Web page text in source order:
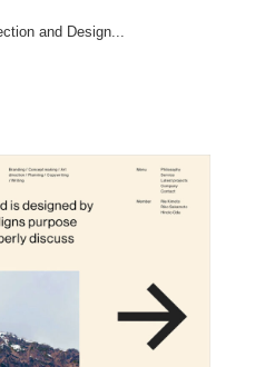
and Design...